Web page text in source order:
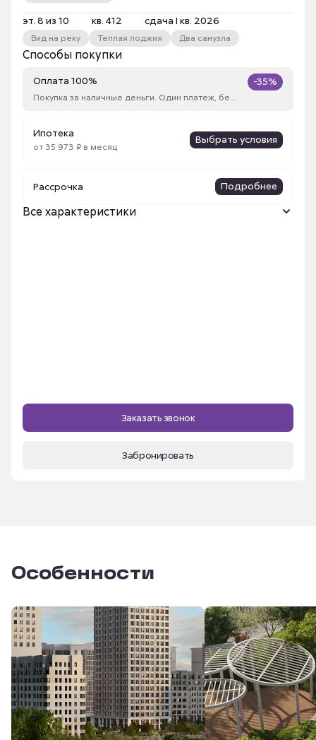
эт. 8 из 10 кв. 412 сдача I кв. 2026
Вид на реку Теплая лоджия Два санузла
Способы покупки
Оплата 100%
Покупка за наличные деньги. Один платеж, без рассрочки
-35%
Ипотека
от 35 973 ₽ в месяц
Выбрать условия
Рассрочка Подробнее
Все характеристики
Секция 4
Заказать звонок
Забронировать
Особенности